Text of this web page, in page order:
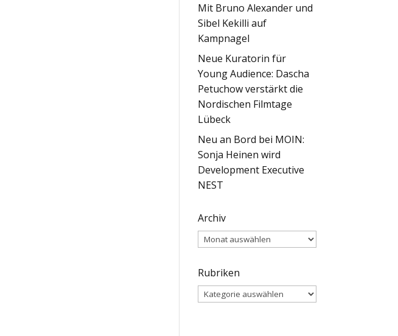
Mit Bruno Alexander und
Sibel Kekilli auf
Kampnagel
Neue Kuratorin für
Young Audience: Dascha
Petuchow verstärkt die
Nordischen Filmtage
Lübeck
Neu an Bord bei MOIN:
Sonja Heinen wird
Development Executive
NEST
Archiv
Archiv
Rubriken
Rubriken